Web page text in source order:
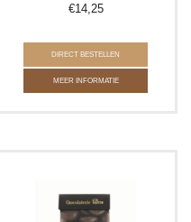
€14,25
DIRECT BESTELLEN
MEER INFORMATIE